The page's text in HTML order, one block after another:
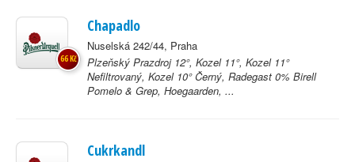
Chapadlo
Nuselská 242/44, Praha
Plzeňský Prazdroj 12°, Kozel 11°, Kozel 11°
Nefiltrovaný, Kozel 10° Černý, Radegast 0% Birell
Pomelo & Grep, Hoegaarden, ...
66 Kč
Cukrkandl